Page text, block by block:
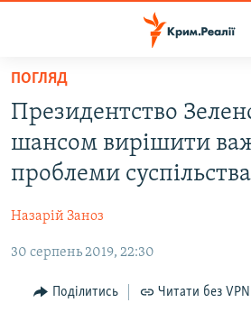
Перейти
основного
матеріалу
Перейти
до
основної
навігації
Перейти
пошуку
ВОДА.КРИМ
ВІДЕО ТА ФОТО
БЛОГИ
ПОГЛЯД
ІНТЕРВ'Ю
ПОГЛЯД
Президентство
шансом вирішити
проблеми суспільства
Назарій Заноз
30 серпень 2019, 22:30
Поділитись Читати без VPN